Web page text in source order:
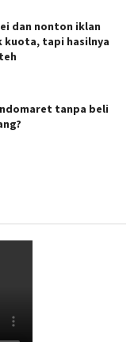
dan nonton iklan
kuota, tapi hasilnya
tanpa beli